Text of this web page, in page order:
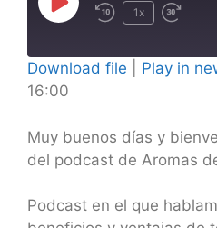
Play
1x
SHARE
LINK
EMBED
Download file Play in
16:00
Muy buenos días y
del podcast de Aromas
Podcast en el que